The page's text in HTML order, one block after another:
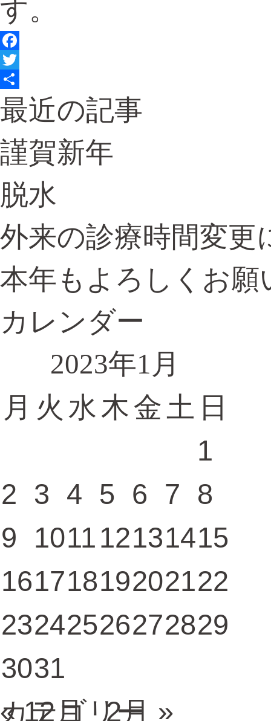
す。
Facebook
Twitter
共
有
最近の記事
謹賀新年
脱水
外来の診療時間変更
本年もよろしくお願
カレンダー
2023年1月
月 火 水木金 土 日
1
2
3 4 5 6 7
8
9
101112131415
16171819202122
23242526272829
3031
« 12月
2月 »
カテゴリー